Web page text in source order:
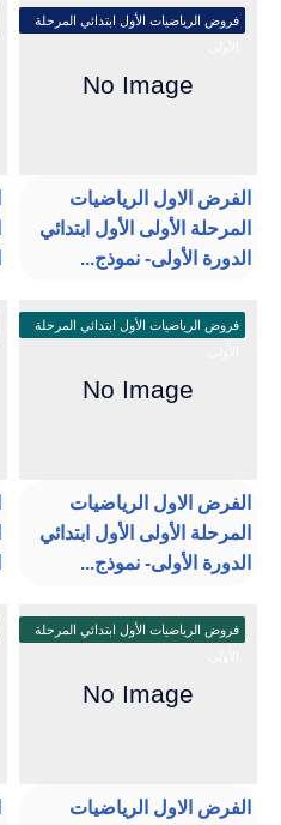
فروض الرياضيات الأول ابتدائي المرحلة
الفرض الاول الرياضيات
المرحلة الأولى الأول ابتدائي
الدورة الأولى- نموذج...
فروض الرياضيات الأول ابتدائي المرحلة
الفرض الاول الرياضيات
المرحلة الأولى الأول ابتدائي
الدورة الأولى- نموذج...
فروض الرياضيات الأول ابتدائي المرحلة
الفرض الاول الرياضيات